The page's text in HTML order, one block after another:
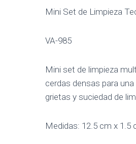
Mini Set de Limpieza
VA-985
Mini set de limpieza
cerdas densas para
grietas y suciedad de
Medidas: 12.5 cm x 1.5